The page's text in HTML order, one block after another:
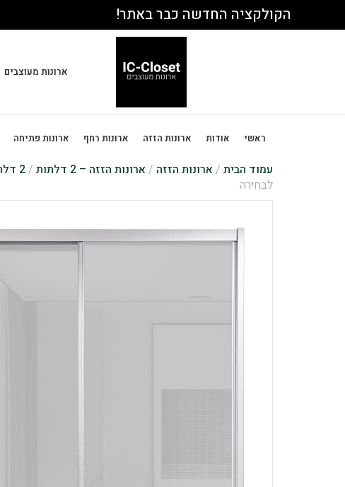
הקולקציה החדשה כבר באתר!
ארונות מעוצבים
ראשי אודות ארונות הזזה ארונות רחף ארונות פתיחה
עמוד הבית / ארונות הזזה / ארונות הזזה – 2 דלתות /2 דלתות - רוחב 160
לבחירה